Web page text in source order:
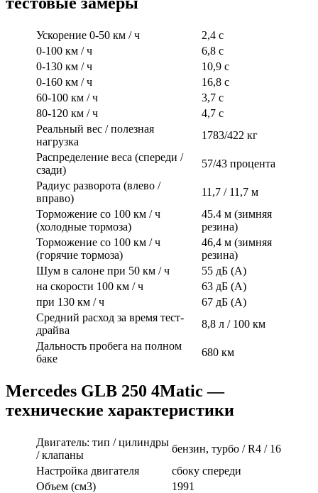
Ускорение 0-50 км / ч
2,4 с
0-100 км / ч
6,8 с
0-130 км / ч
10,9 с
0-160 км / ч
16,8 с
60-100 км / ч
3,7 с
80-120 км / ч
4,7 с
Реальный вес / полезная
нагрузка
1783/422 кг
Распределение веса (спереди /
сзади)
57/43 процента
Радиус разворота (влево /
вправо)
11,7 / 11,7 м
Торможение со 100 км / ч
(холодные тормоза)
45.4 м (зимняя
резина)
Торможение со 100 км / ч
(горячие тормоза)
46,4 м (зимняя
резина)
Шум в салоне при 50 км / ч
55 дБ (А)
на скорости 100 км / ч
63 дБ (А)
при 130 км / ч
67 дБ (А)
Средний расход за время тест-
драйва
8,8 л / 100 км
Дальность пробега на полном
баке
680 км
Mercedes GLB 250 4Matic —
технические характеристики
Двигатель: тип / цилиндры
/ клапаны
бензин, турбо / R4 / 16
Настройка двигателя
сбоку спереди
Объем (см3)
1991